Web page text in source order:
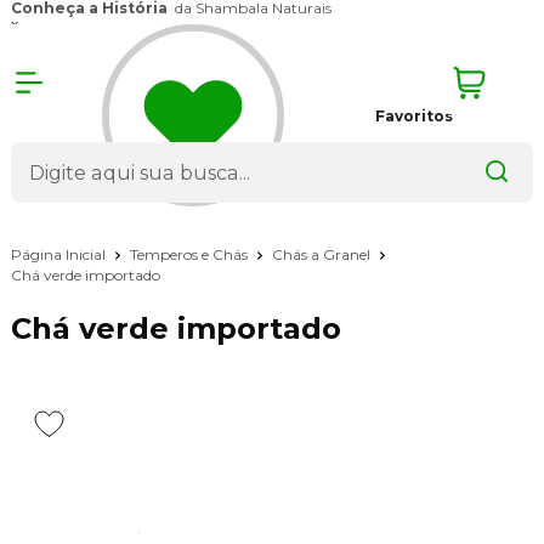
Conheça a História da Shambala Naturais
x
Favoritos
Página Inicial Temperos e Chás
Chás a Granel
Chá verde importado
Chá verde importado